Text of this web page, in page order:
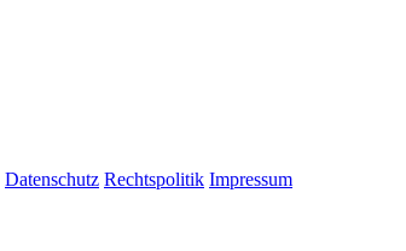
Datenschutz Rechtspolitik Impressum